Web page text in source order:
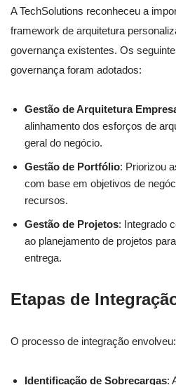
A TechSolutions reconheceu a
framework de arquitetura
governança existentes. Os
governança foram adotados:
Gestão de Arquitetura
alinhamento dos esforços de
geral do negócio.
Gestão de Portfólio: Priorizou
com base em objetivos de
recursos.
Gestão de Projetos: Integrado
ao planejamento de projetos
entrega.
Etapas de
O processo de integração envolveu:
Identificação de Sobrecargas: